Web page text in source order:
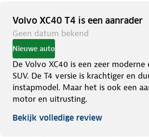
Volvo XC40 T4 is een aanrader
Geen datum bekend
Nieuwe auto
De Volvo XC40 is een zeer
SUV. De T4 versie is krachtiger en
instapmodel. Maar het is ook een
motor en uitrusting.
Bekijk volledige review